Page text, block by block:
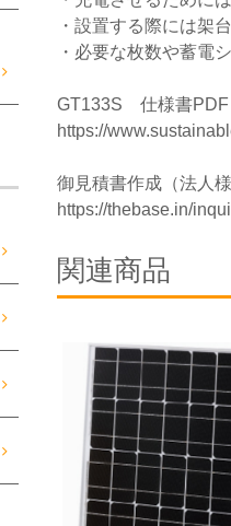
・設置する際には架
・必要な枚数や蓄電
GT133S 仕様書PDF
https://
御見積書作成（法人
https://thebase.in/
関連商品